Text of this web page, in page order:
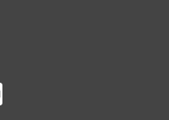
no Facebook
SASUM no Instagram
os SASUM no Youtube